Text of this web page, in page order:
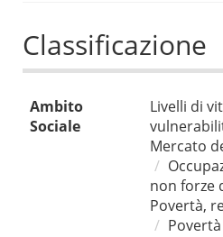
Classificazione
Ambito
Sociale
Livelli di
Mercato
non forze
Povertà,